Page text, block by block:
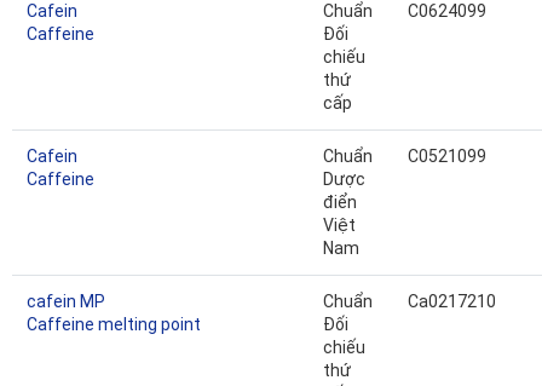
Cafein
Caffeine
Chuẩn
Đối
chiếu
thứ
cấp
C0624099
Cafein
Caffeine
Chuẩn
Dược
điển
Việt
Nam
C0521099
cafein MP
Caffeine melting point
Chuẩn
Đối
chiếu
thứ
Ca0217210